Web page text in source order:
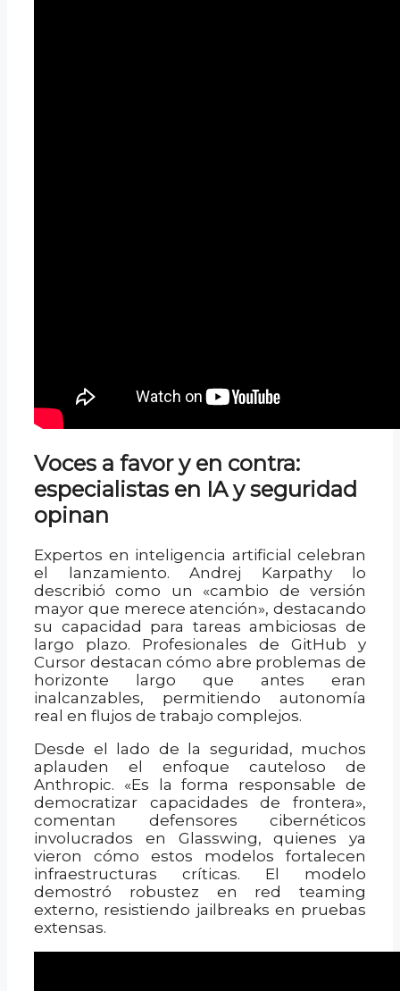
Voces a favor y en contra:
especialistas en IA y seguridad
opinan
Expertos en inteligencia artificial celebran
el lanzamiento. Andrej Karpathy lo
describió como un «cambio de versión
mayor que merece atención», destacando
su capacidad para tareas ambiciosas de
largo plazo. Profesionales de GitHub y
Cursor destacan cómo abre problemas de
horizonte largo que antes eran
inalcanzables, permitiendo autonomía
real en flujos de trabajo complejos.
Desde el lado de la seguridad, muchos
aplauden el enfoque cauteloso de
Anthropic. «Es la forma responsable de
democratizar capacidades de frontera»,
comentan defensores cibernéticos
involucrados en Glasswing, quienes ya
vieron cómo estos modelos fortalecen
infraestructuras críticas. El modelo
demostró robustez en red teaming
externo, resistiendo jailbreaks en pruebas
extensas.